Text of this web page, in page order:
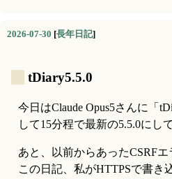
2026-07-30 [長年日記]
tDiary5.5.0
今日はClaude Opus5さんに「
して15分程で最新の5.5.0にし
あと、以前からあったCSRFエ
この日記、私がHTTPSで書き